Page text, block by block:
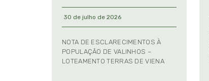
30 de julho de 2026
NOTA DE ESCLARECIMENTOS À
POPULAÇÃO DE VALINHOS –
LOTEAMENTO TERRAS DE VIENA